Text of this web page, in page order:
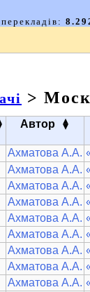
>
Автор ▴
▾
Ахматова А.А.
Ахматова А.А.
Ахматова А.А.
Ахматова А.А.
Ахматова А.А.
Ахматова А.А.
Ахматова А.А.
Ахматова А.А.
Ахматова А.А.